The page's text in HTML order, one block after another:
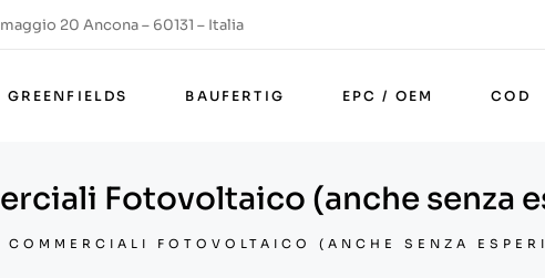
maggio 20 Ancona – 60131 – Italia
GREENFIELDS BAUFERTIG EPC / OEM COD
Fotovoltaico (anche senza
COMMERCIALI FOTOVOLTAICO (ANCHE SENZA